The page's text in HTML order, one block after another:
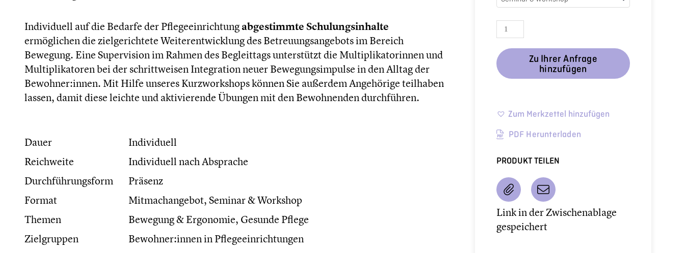
Individuell auf die Bedarfe der Pflegeeinrichtungabgestimmte Schulungsinhalte
ermöglichen die zielgerichtete Weiterentwicklung des Betreuungsangebots im Bereich
Bewegung. Eine Supervision im Rahmen des Begleittags unterstützt die Multiplikatorinnen und
Multiplikatoren bei der schrittweisen Integration neuer Bewegungsimpulse in den Alltag der
Bewohner:innen. Mit Hilfe unseres Kurzworkshops können Sie außerdem Angehörige teilhaben
lassen, damit diese leichte und aktivierende Übungen mit den Bewohnenden durchführen.
Dauer
Individuell
Reichweite
Individuell nach Absprache
Durchführungsform
Präsenz
Format
Mitmachangebot, Seminar & Workshop
Themen
Bewegung & Ergonomie, Gesunde Pflege
Zielgruppen
Bewohner:innen in Pflegeeinrichtungen
Zu Ihrer Anfrage
hinzufügen
Zum Merkzettel hinzufügen
PDF Herunterladen
PRODUKT TEILEN
Link in der Zwischenablage
gespeichert